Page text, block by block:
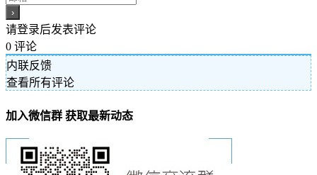
请登录后发表评论
0 评论
内联反馈
查看所有评论
加入微信群 获取最新动态